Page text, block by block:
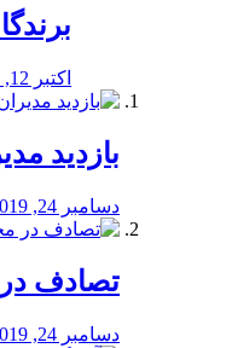
اکتبر 12, 2019
بازدید
دسامبر 24, 2019
تصادف
دسامبر 24, 2019